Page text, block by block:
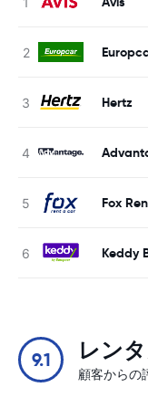
Hertz
Fox
Keddy
9.1 レン
顧客からの